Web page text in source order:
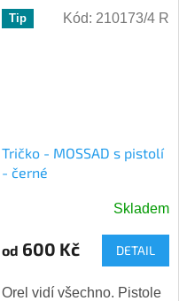
Tip
Tričko - MOSSAD s pistolí
- černé
Skladem
od 600 Kč DETAIL
Orel vidí všechno. Pistole
Kód: 210173/4 R